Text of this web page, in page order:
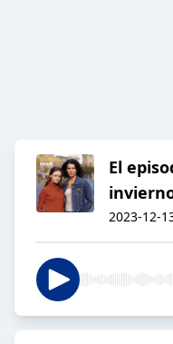
El
2023-12-